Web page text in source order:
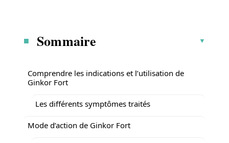
Sommaire
Comprendre les indications et l’utilisation de
Ginkor Fort
Les différents symptômes traités
Mode d’action de Ginkor Fort